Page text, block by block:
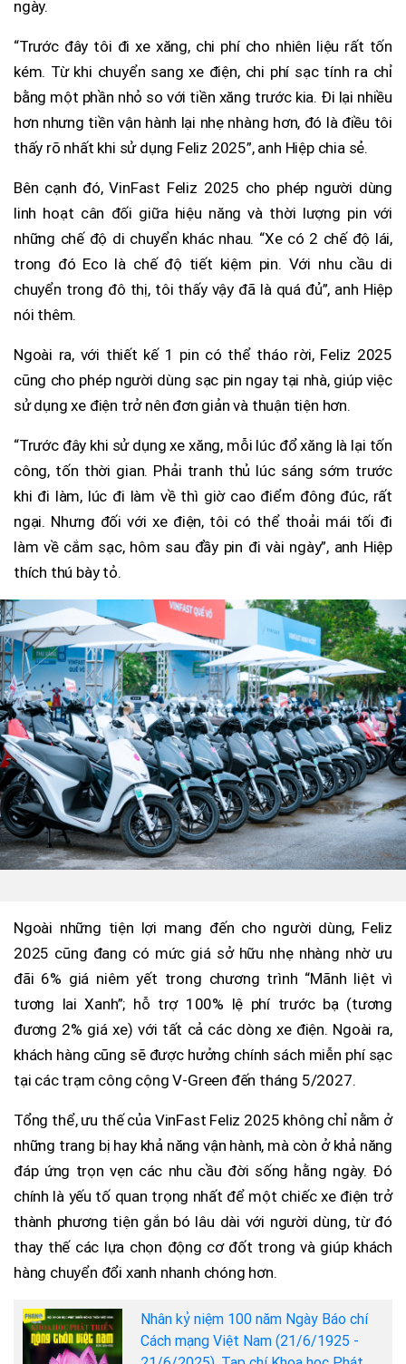
ngày.
“Trước đây tôi đi xe xăng, chi phí cho nhiên liệu rất tốn
kém. Từ khi chuyển sang xe điện, chi phí sạc tính ra chỉ
bằng một phần nhỏ so với tiền xăng trước kia. Đi lại nhiều
hơn nhưng tiền vận hành lại nhẹ nhàng hơn, đó là điều tôi
thấy rõ nhất khi sử dụng Feliz 2025”, anh Hiệp chia sẻ.
Bên cạnh đó, VinFast Feliz 2025 cho phép người dùng
linh hoạt cân đối giữa hiệu năng và thời lượng pin với
những chế độ di chuyển khác nhau. “Xe có 2 chế độ lái,
trong đó Eco là chế độ tiết kiệm pin. Với nhu cầu di
chuyển trong đô thị, tôi thấy vậy đã là quá đủ”, anh Hiệp
nói thêm.
Ngoài ra, với thiết kế 1 pin có thể tháo rời, Feliz 2025
cũng cho phép người dùng sạc pin ngay tại nhà, giúp việc
sử dụng xe điện trở nên đơn giản và thuận tiện hơn.
“Trước đây khi sử dụng xe xăng, mỗi lúc đổ xăng là lại tốn
công, tốn thời gian. Phải tranh thủ lúc sáng sớm trước
khi đi làm, lúc đi làm về thì giờ cao điểm đông đúc, rất
ngại. Nhưng đối với xe điện, tôi có thể thoải mái tối đi
làm về cắm sạc, hôm sau đầy pin đi vài ngày”, anh Hiệp
thích thú bày tỏ.
Ngoài những tiện lợi mang đến cho người dùng, Feliz
2025 cũng đang có mức giá sở hữu nhẹ nhàng nhờ ưu
đãi 6% giá niêm yết trong chương trình “Mãnh liệt vì
tương lai Xanh”; hỗ trợ 100% lệ phí trước bạ (tương
đương 2% giá xe) với tất cả các dòng xe điện. Ngoài ra,
khách hàng cũng sẽ được hưởng chính sách miễn phí sạc
tại các trạm công cộng V-Green đến tháng 5/2027.
Tổng thể, ưu thế của VinFast Feliz 2025 không chỉ nằm ở
những trang bị hay khả năng vận hành, mà còn ở khả năng
đáp ứng trọn vẹn các nhu cầu đời sống hằng ngày. Đó
chính là yếu tố quan trọng nhất để một chiếc xe điện trở
thành phương tiện gắn bó lâu dài với người dùng, từ đó
thay thế các lựa chọn động cơ đốt trong và giúp khách
hàng chuyển đổi xanh nhanh chóng hơn.
Nhân kỷ niệm 100 năm Ngày Báo chí
Cách mạng Việt Nam (21/6/1925 -